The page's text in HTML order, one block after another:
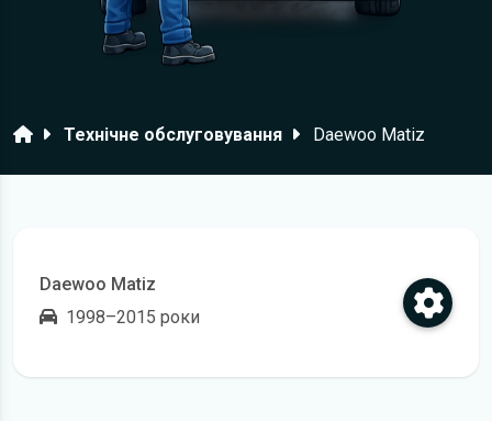
ГоловнаТехнічне обслуговування Daewoo Matiz
Daewoo Matiz
1998–2015 роки